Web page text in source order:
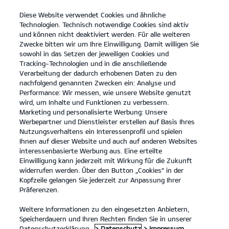
open
menu
KONTAKT
... ANLEITUNGEN
ANLEITUNGEN
Kia EV6 84-kWh-Batterie, Hinterradantrieb Air
(Strom/Reduktionsgetriebe); 168 kW (229 PS): Stromverbrauch
Klasse A. Bis zu 582 km Reichweite.
Diese Website verwendet Cookies und ähnliche
Technologien. Technisch notwendige Cookies sind aktiv
und können nicht deaktiviert werden. Für alle weiteren
Zwecke bitten wir um Ihre Einwilligung. Damit willigen Sie
sowohl in das Setzen der jeweiligen Cookies und
Tracking-Technologien und in die anschließende
Verarbeitung der dadurch erhobenen Daten zu den
nachfolgend genannten Zwecken ein: Analyse und
Performance: Wir messen, wie unsere Website genutzt
wird, um Inhalte und Funktionen zu verbessern.
Marketing und personalisierte Werbung: Unsere
Werbepartner und Dienstleister erstellen auf Basis Ihres
Nutzungsverhaltens ein Interessenprofil und spielen
Ihnen auf dieser Website und auch auf anderen Websites
interessenbasierte Werbung aus. Eine erteilte
Einwilligung kann jederzeit mit Wirkung für die Zukunft
widerrufen werden. Über den Button „Cookies“ in der
Kopfzeile gelangen Sie jederzeit zur Anpassung Ihrer
Präferenzen.
Weitere Informationen zu den eingesetzten Anbietern,
Speicherdauern und Ihren Rechten finden Sie in unserer